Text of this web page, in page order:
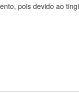
pois devido ao